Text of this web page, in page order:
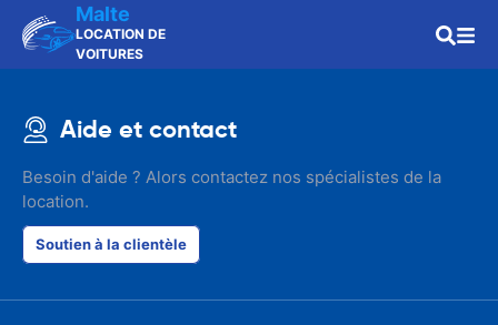
Malte
LOCATION DE
VOITURES
Aide et contact
Besoin d'aide ? Alors contactez nos spécialistes de la
location.
Soutien à la clientèle